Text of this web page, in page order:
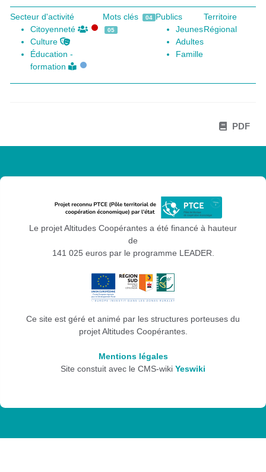
Secteur d'activité
Citoyenneté
Culture
Éducation -
formation
Mots clés
04
05
Publics
Jeunes
Adultes
Famille
Territoire
Régional
PDF
Le projet Altitudes Coopérantes a été financé à hauteur
de
141 025 euros par le programme LEADER.
Ce site est géré et animé par les structures porteuses du
projet Altitudes Coopérantes.
Mentions légales
Site constuit avec le CMS-wiki Yeswiki